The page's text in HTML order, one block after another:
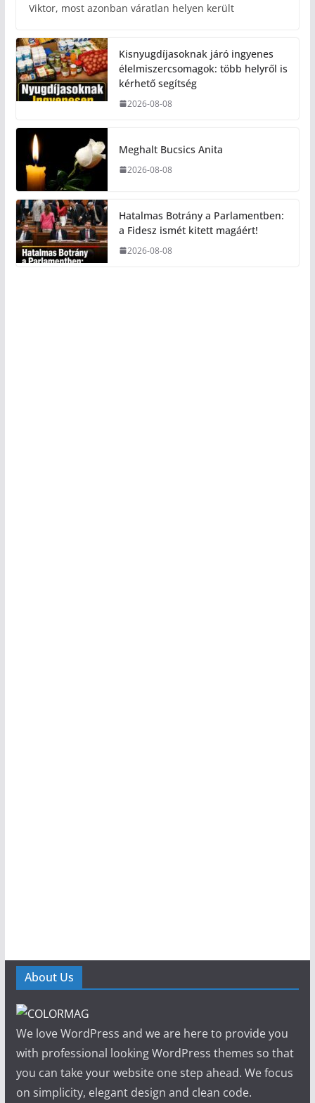
Viktor, most azonban váratlan helyen került
Kisnyugdíjasoknak járó ingyenes
élelmiszercsomagok: több helyről is
kérhető segítség
2026-08-08
Meghalt Bucsics Anita
2026-08-08
Hatalmas Botrány a Parlamentben:
a Fidesz ismét kitett magáért!
2026-08-08
About Us
We love WordPress and we are here to provide you
with professional looking WordPress themes so that
you can take your website one step ahead. We focus
on simplicity, elegant design and clean code.